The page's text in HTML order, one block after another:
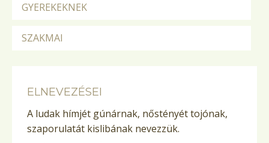
GYEREKEKNEK
SZAKMAI
ELNEVEZÉSEI
A ludak hímjét gúnárnak, nőstényét tojónak,
szaporulatát kislibának nevezzük.